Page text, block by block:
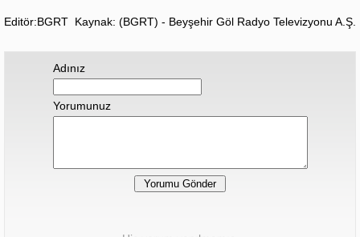
Editör:BGRT Kaynak: (BGRT) - Beyşehir Göl Radyo Televizyonu A.Ş.
Adınız
Yorumunuz